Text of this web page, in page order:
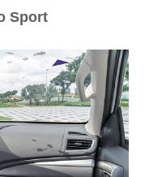
Sport